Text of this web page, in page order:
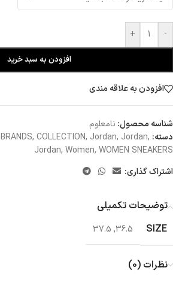
-
+
افزودن به سبد خرید
افزودن به علاقه مندی
شناسه محصول: نامعلوم
دسته:
BRANDS, COLLECTION, Jordan, Jordan,
Jordan, Women, WOMEN SNEAKERS
اشتراک گذاری:
توضیحات تکمیلی
SIZE
36.5
,
37.5
نظرات (0)